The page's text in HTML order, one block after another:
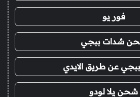
فور يو
شدات ببجي
عن طريق الايدي
شحن يلا لودو